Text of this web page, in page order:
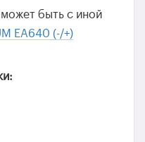
быть с иной
EA640 (-/+)